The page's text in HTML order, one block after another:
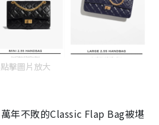
點擊圖片放大
年不敗的Classic Flap Bag被堪